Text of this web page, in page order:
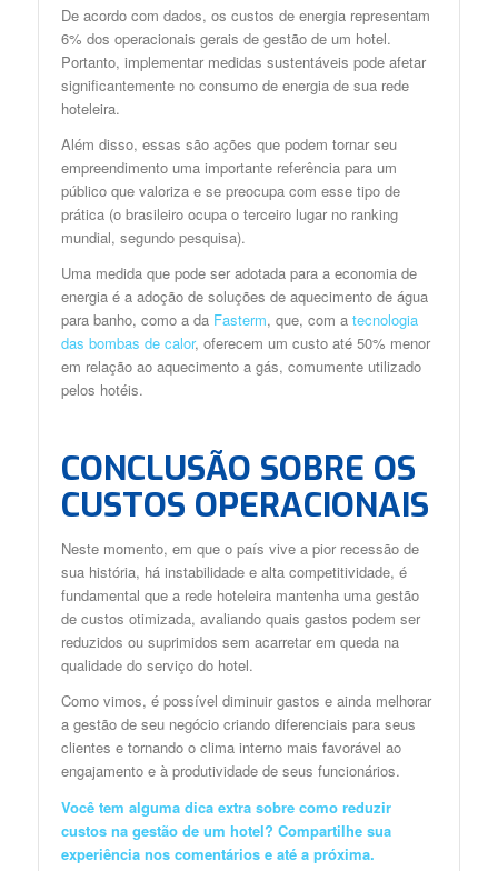
De acordo com dados, os custos de energia representam
6% dos operacionais gerais de gestão de um hotel.
Portanto, implementar medidas sustentáveis pode afetar
significantemente no consumo de energia de sua rede
hoteleira.
Além disso, essas são ações que podem tornar seu
empreendimento uma importante referência para um
público que valoriza e se preocupa com esse tipo de
prática (o brasileiro ocupa o terceiro lugar no ranking
mundial, segundo pesquisa).
Uma medida que pode ser adotada para a economia de
energia é a adoção de soluções de aquecimento de água
para banho, como a da Fasterm, que, com a tecnologia
das bombas de calor, oferecem um custo até 50% menor
em relação ao aquecimento a gás, comumente utilizado
pelos hotéis.
CONCLUSÃO SOBRE OS
CUSTOS OPERACIONAIS
Neste momento, em que o país vive a pior recessão de
sua história, há instabilidade e alta competitividade, é
fundamental que a rede hoteleira mantenha uma gestão
de custos otimizada, avaliando quais gastos podem ser
reduzidos ou suprimidos sem acarretar em queda na
qualidade do serviço do hotel.
Como vimos, é possível diminuir gastos e ainda melhorar
a gestão de seu negócio criando diferenciais para seus
clientes e tornando o clima interno mais favorável ao
engajamento e à produtividade de seus funcionários.
Você tem alguma dica extra sobre como reduzir
custos na gestão de um hotel? Compartilhe sua
experiência nos comentários e até a próxima.